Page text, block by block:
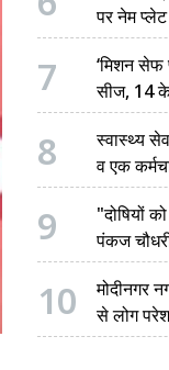
पर नेम प्लेट
7
‘मिशन सेफ
सीज, 14 के
8
स्वास्थ्य
व एक
9
"दोषियों
पंकज
10
मोदीनगर
से लोग